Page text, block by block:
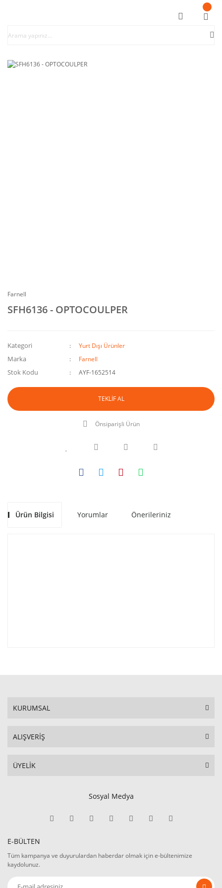
Farnell
SFH6136 - OPTOCOULPER
Kategori Yurt Dışı Ürünler
Marka Farnell
Stok Kodu AYF-1652514
TEKLİF AL
Önsiparişli Ürün
Ürün Bilgisi Yorumlar Önerileriniz
KURUMSAL
ALIŞVERİŞ
ÜYELİK
Sosyal Medya
E-BÜLTEN
Tüm kampanya ve duyurulardan haberdar olmak için e-bültenimize
kaydolunuz.